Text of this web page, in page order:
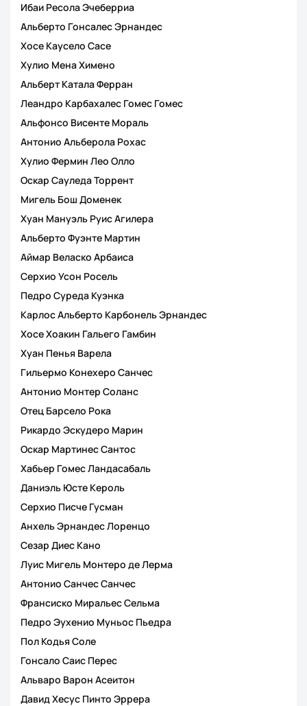
Ибаи Ресола Эчеберриа
Альберто Гонсалес Эрнандес
Хосе Каусело Сасе
Хулио Мена Химено
Альберт Катала Ферран
Леандро Карбахалес Гомес Гомес
Альфонсо Висенте Мораль
Антонио Альберола Рохас
Хулио Фермин Лео Олло
Оскар Сауледа Торрент
Мигель Бош Доменек
Хуан Мануэль Руис Агилера
Альберто Фуэнте Мартин
Аймар Веласко Арбаиса
Серхио Усон Росель
Педро Суреда Куэнка
Карлос Альберто Карбонель Эрнандес
Хосе Хоакин Гальего Гамбин
Хуан Пенья Варела
Гильермо Конехеро Санчес
Антонио Монтер Соланс
Отец Барсело Рока
Рикардо Эскудеро Марин
Оскар Мартинес Сантос
Хабьер Гомес Ландасабаль
Даниэль Юсте Кероль
Серхио Писче Гусман
Анхель Эрнандес Лоренцо
Сезар Диес Кано
Луис Мигель Монтеро де Лерма
Антонио Санчес Санчес
Франсиско Миральес Сельма
Педро Эухенио Муньос Пьедра
Пол Кодья Соле
Гонсало Саис Перес
Альваро Варон Асеитон
Давид Хесус Пинто Эррера